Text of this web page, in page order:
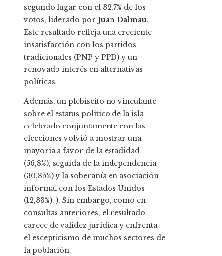
segundo lugar con el 32,7% de los
votos, liderado por Juan Dalmau.
Este resultado refleja una creciente
insatisfacción con los partidos
tradicionales (PNP y PPD) y un
renovado interés en alternativas
políticas.
Además, un plebiscito no vinculante
sobre el estatus político de la isla
celebrado conjuntamente con las
elecciones volvió a mostrar una
mayoría a favor de la estadidad
(56,8%), seguida de la independencia
(30,85%) y la soberanía en asociación
informal con los Estados Unidos
(12,33%). ). Sin embargo, como en
consultas anteriores, el resultado
carece de validez jurídica y enfrenta
el escepticismo de muchos sectores de
la población.